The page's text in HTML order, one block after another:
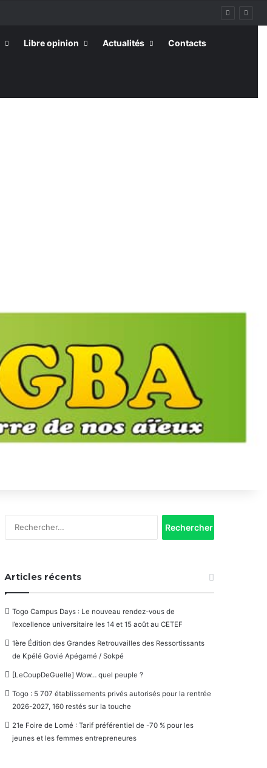
Libre opinion Actualités Contacts
Articles récents
Togo Campus Days : Le nouveau rendez-vous de
l’excellence universitaire les 14 et 15 août au CETEF
1ère Édition des Grandes Retrouvailles des Ressortissants
de Kpélé Govié Apégamé / Sokpé
[LeCoupDeGuelle] Wow… quel peuple ?
Togo : 5 707 établissements privés autorisés pour la rentrée
2026-2027, 160 restés sur la touche
21e Foire de Lomé : Tarif préférentiel de -70 % pour les
jeunes et les femmes entrepreneures